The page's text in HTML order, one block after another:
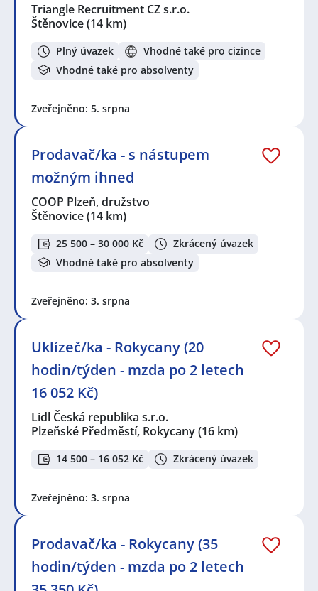
Triangle Recruitment CZ s.r.o.
Štěnovice(14 km)
Plný úvazek
Vhodné také pro cizince
Vhodné také pro absolventy
Zveřejněno: 5. srpna
Prodavač/ka - s nástupem
možným ihned
COOP Plzeň, družstvo
Štěnovice(14 km)
25 500 – 30 000 Kč
Zkrácený úvazek
Vhodné také pro absolventy
Zveřejněno: 3. srpna
Uklízeč/ka - Rokycany (20
hodin/týden - mzda po 2 letech
16 052 Kč)
Lidl Česká republika s.r.o.
Plzeňské Předměstí, Rokycany(16 km)
14 500 – 16 052 Kč Zkrácený úvazek
Zveřejněno: 3. srpna
Prodavač/ka - Rokycany (35
hodin/týden - mzda po 2 letech